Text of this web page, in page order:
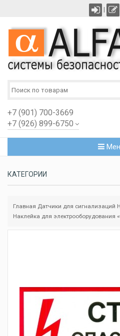
+7 (901) 700-3669
+7 (926) 899-6750
КАТЕГОРИИ
Главная Датчики для сигнализаций
Наклейка для электрооборудования